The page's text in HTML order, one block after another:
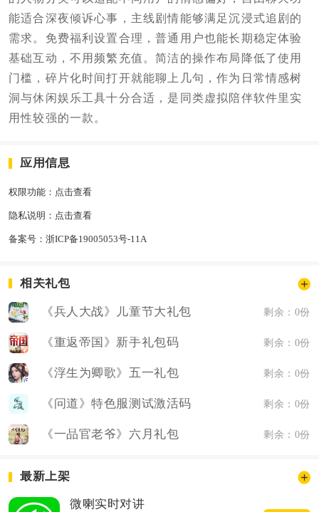
能适合深夜倾诉心事，主线剧情能够满足沉浸式追剧的
需求。免费福利设置合理，普通用户也能长期稳定体验
基础互动，不用频繁充值。简洁的操作布局降低了使用
门槛，碎片化时间打开就能聊上几句，作为日常情感树
洞与休闲娱乐工具十分合适，是同类虚拟陪伴软件里实
用性较强的一款。
应用信息
权限功能： 点击查看
隐私说明： 点击查看
备案号： 浙ICP备19005053号-11A
相关礼包
《兵人大战》儿童节大礼包 剩余：0份
《重返帝国》新手礼包码 剩余：0份
《浮生为卿歌》五一礼包 剩余：0份
《问道》特色服测试激活码 剩余：0份
《一品官老爷》六月礼包 剩余：0份
最新上架
微喇实时对讲